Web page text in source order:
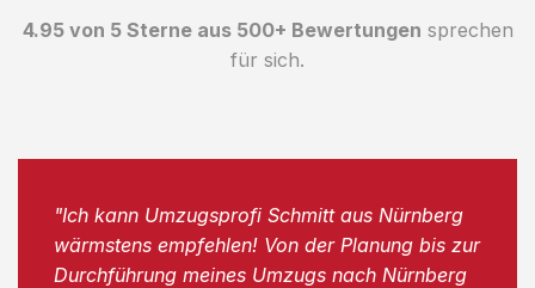
4.95 von 5 Sterne aus 500+ Bewertungen sprechen
für sich.
"Ich kann Umzugsprofi Schmitt aus Nürnberg
wärmstens empfehlen! Von der Planung bis zur
Durchführung meines Umzugs nach Nürnberg